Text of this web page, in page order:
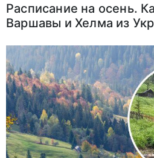
Расписание на осень.
Варшавы и Хелма из